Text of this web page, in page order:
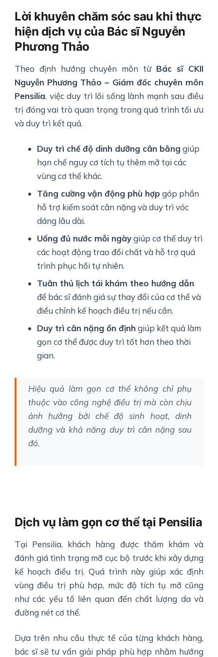
Lời khuyên chăm sóc sau khi thực
hiện dịch vụ của Bác sĩ Nguyễn
Phương Thảo
Theo định hướng chuyên môn từ Bác sĩ CKII
Nguyễn Phương Thảo – Giám đốc chuyên môn
Pensilia, việc duy trì lối sống lành mạnh sau điều
trị đóng vai trò quan trọng trong quá trình tối ưu
và duy trì kết quả.
Duy trì chế độ dinh dưỡng cân bằng giúp
hạn chế nguy cơ tích tụ thêm mỡ tại các
vùng cơ thể khác.
Tăng cường vận động phù hợp góp phần
hỗ trợ kiểm soát cân nặng và duy trì vóc
dáng lâu dài.
Uống đủ nước mỗi ngàygiúp cơ thể duy trì
các hoạt động trao đổi chất và hỗ trợ quá
trình phục hồi tự nhiên.
Tuân thủ lịch tái khám theo hướng dẫn
để bác sĩ đánh giá sự thay đổi của cơ thể và
điều chỉnh kế hoạch điều trị nếu cần.
Duy trì cân nặng ổn định giúp kết quả làm
gọn cơ thể được duy trì tốt hơn theo thời
gian.
Hiệu quả làm gọn cơ thể không chỉ phụ
thuộc vào công nghệ điều trị mà còn chịu
ảnh hưởng bởi chế độ sinh hoạt, dinh
dưỡng và khả năng duy trì cân nặng sau
đó.
Dịch vụ làm gọn cơ thể tại Pensilia
Tại Pensilia, khách hàng được thăm khám và
đánh giá tình trạng mỡ cục bộ trước khi xây dựng
kế hoạch điều trị. Quá trình này giúp xác định
vùng điều trị phù hợp, mức độ tích tụ mỡ cũng
như các yếu tố liên quan đến chất lượng da và
đường nét cơ thể.
Dựa trên nhu cầu thực tế của từng khách hàng,
bác sĩ sẽ tư vấn giải pháp phù hợp nhằm hướng